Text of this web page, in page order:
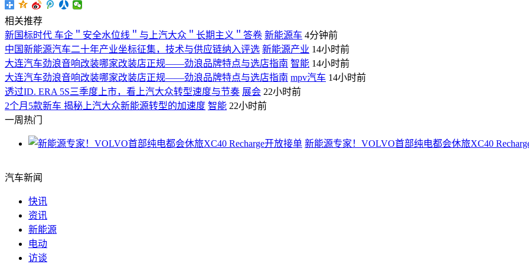
相关推荐
新国标时代 车企＂安全水位线＂与上汽大众＂长期主义＂答卷 新能源车 4分钟前
中国新能源汽车二十年产业坐标征集，技术与供应链纳入评选 新能源产业 14小时前
大连汽车劲浪音响改装哪家改装店正规——劲浪品牌特点与选店指南 智能 14小时前
大连汽车劲浪音响改装哪家改装店正规——劲浪品牌特点与选店指南 mpv汽车 14小时前
透过ID. ERA 5S三季度上市，看上汽大众转型速度与节奏 展会 22小时前
2个月5款新车 揭秘上汽大众新能源转型的加速度 智能 22小时前
一周热门
新能源专家！VOLVO首部纯电都会休旅XC40
汽车新闻
快讯
资讯
新能源
电动
访谈